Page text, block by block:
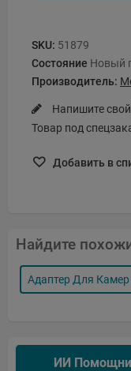
SKU: 51879
Состояние Новый
Производитель:
Напишите
Товар под
Добавить в
Найдите
Адаптер Для Камер
ИИ